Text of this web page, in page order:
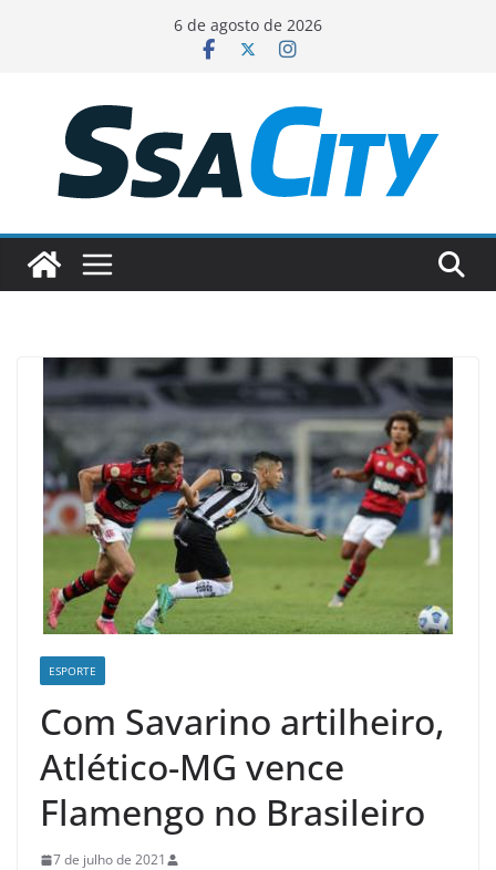
conteúdo
6 de agosto de 2026
ESPORTE
Com Savarino artilheiro,
Atlético-MG vence
Flamengo no Brasileiro
7 de julho de 2021